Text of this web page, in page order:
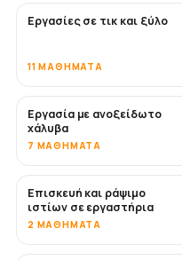
Εργασίες σε τικ και ξύλο
11 ΜΑΘΉΜΑΤΑ
ΣΎΝΤΟΜΑ
Εργασία με ανοξείδωτο
χάλυβα
7 ΜΑΘΉΜΑΤΑ
ΣΎΝΤΟΜΑ
Επισκευή και ράψιμο
ιστίων σε εργαστήρια
2 ΜΑΘΉΜΑΤΑ